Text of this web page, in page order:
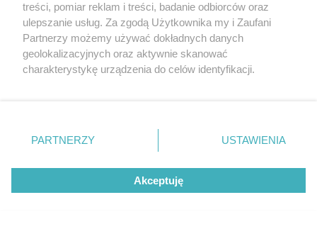
PIŁKA NOŻNA
Ekstraklasa. Korona Kielce gotowa
na starcie z liderem
treści, pomiar reklam i treści, badanie odbiorców oraz
ulepszanie usług. Za zgodą Użytkownika my i Zaufani
Partnerzy możemy używać dokładnych danych
geolokalizacyjnych oraz aktywnie skanować
charakterystykę urządzenia do celów identyfikacji.
zmienić/wycofać klikając przycisk ustawień prywatności
znajdujący się w lewym dolnym rogu strony
rodzaje przetwarzania danych nie wymagają zgody
użytkownika, ale masz prawo sprzeciwić się takiemu
przetwarzaniu. Preferencje będą miały zastosowanie tylko
PARTNERZY USTAWIENIA
Akceptuję